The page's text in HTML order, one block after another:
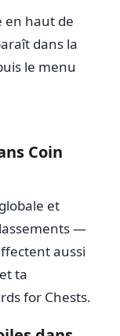
en haut de
dans la
le menu
Coin
et
—
aussi
ta
for Chests.